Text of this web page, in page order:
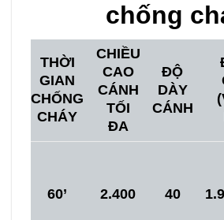
chống
THỜI
GIAN
CHỐNG
CHÁY
CHIỀU
CAO
CÁNH
TỐI
ĐA
ĐỘ
DÀY
CÁNH
60’ 2.400 40